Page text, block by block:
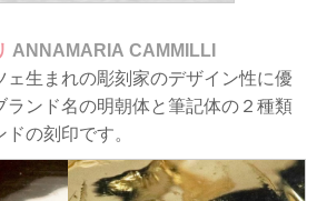
ANNAMARIA CAMMILLI
ェ生まれの彫刻家のデザイン性に優
ランド名の明朝体と筆記体の２種類
の刻印です。